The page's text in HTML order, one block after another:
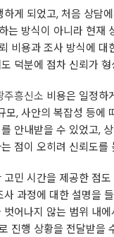
게 되었고, 처음 상담
는 방식이 아니라 현재
비용과 조사 방식에 대
덕분에 점차 신뢰가 형
주흥신소 비용은 일정하
모, 사안의 복잡성 등에
안내받을 수 있었고,
점이 오히려 신뢰도를
민 시간을 제공한 점
과정에 대한 설명을
어나지 않는 범위 내
진행 상황을 전달받을